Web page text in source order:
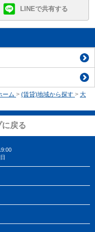
LINEで共有する
ーム > (賃貸)地域から探す > 大
戻る